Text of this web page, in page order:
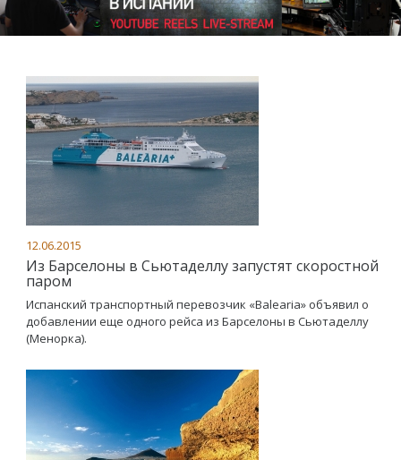
12.06.2015
Из Барселоны в Сьютаделлу запустят скоростной
паром
Испанский транспортный перевозчик «Balearia» объявил о
добавлении еще одного рейса из Барселоны в Сьютаделлу
(Менорка).